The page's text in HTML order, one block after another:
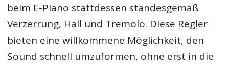
beim E-Piano stattdessen standesgemäß
Verzerrung, Hall und Tremolo. Diese Regler
bieten eine willkommene Möglichkeit, den
Sound schnell umzuformen, ohne erst in die